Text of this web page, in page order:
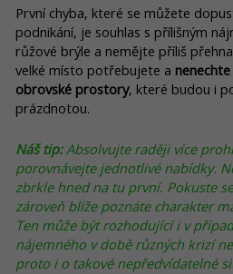
První chyba, které se můžete
podnikání, je souhlas s přílišným
růžové brýle a nemějte příliš
velké místo potřebujete a
obrovské prostory, které budou i
prázdnotou.
Náš tip:Absolvujte raději více
porovnávejte jednotlivé nabídky.
zbrkle hned na tu první. Pokuste
zároveň blíže poznáte charakter
Ten může být rozhodující i v
nájemného v době různých krizí
proto i o takové nepředvídatelné